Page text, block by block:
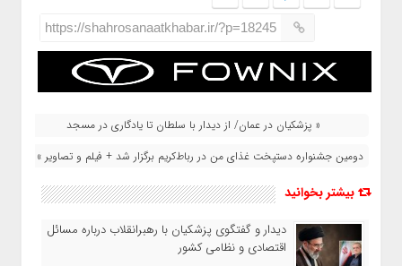
https://shahrosanaatkhabar.ir/?p=18245
« پزشکیان در عمان/ از دیدار با سلطان تا یادگاری در مسجد
دومین جشنواره دستپخت غذای من در رباط‌کریم برگزار شد + فیلم و تصاویر »
بیشتر بخوانید
دیدار و گفتگوی پزشکیان با رهبرانقلاب درباره مسائل
اقتصادی و نظامی کشور